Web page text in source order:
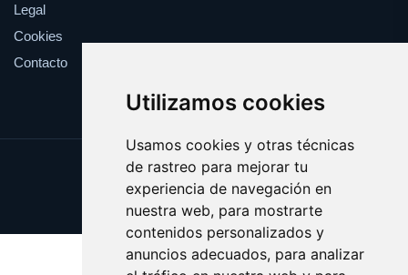
Utilizamos cookies
Usamos cookies y otras técnicas
de rastreo para mejorar tu
experiencia de navegación en
nuestra web, para mostrarte
contenidos personalizados y
anuncios adecuados, para analizar
Legal
Cookies
Contacto
Update cookies preferences
Copyright © 2025 boicot.es